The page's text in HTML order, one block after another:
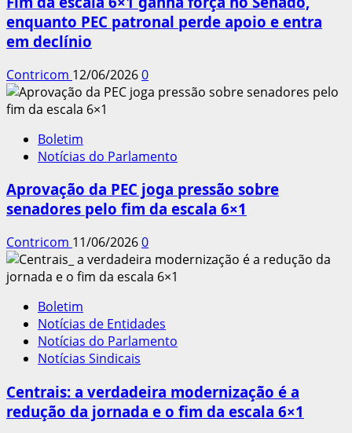
enquanto PEC patronal perde apoio e entra
em declínio
Contricom 12/06/20260
Boletim
Notícias do Parlamento
Aprovação da PEC joga pressão sobre
senadores pelo fim da escala 6×1
Contricom 11/06/20260
Boletim
Notícias de Entidades
Notícias do Parlamento
Notícias Sindicais
Centrais: a verdadeira modernização é a
redução da jornada e o fim da escala 6×1